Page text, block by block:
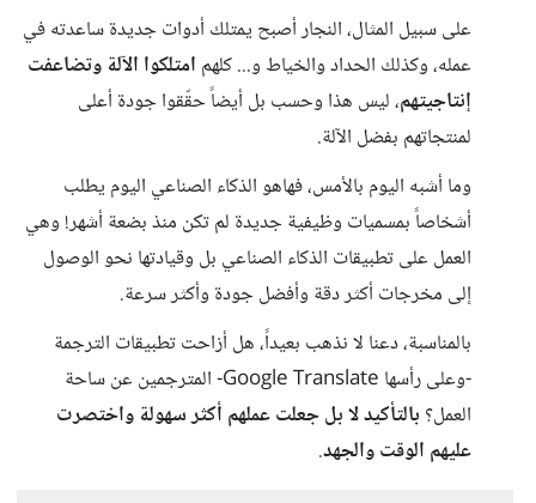
على سبيل المثال، النجار أصبح يمتلك أدوات جديدة ساعدته في
عمله، وكذلك الحداد والخياط و... كلهم امتلكوا الآلة وتضاعفت
إنتاجيتهم، ليس هذا وحسب بل أيضاً حقّقوا جودة أعلى
لمنتجاتهم بفضل الآلة.
وما أشبه اليوم بالأمس، فهاهو الذكاء الصناعي اليوم يطلب
أشخاصاً بمسميات وظيفية جديدة لم تكن منذ بضعة أشهر! وهي
العمل على تطبيقات الذكاء الصناعي بل وقيادتها نحو الوصول
إلى مخرجات أكثر دقة وأفضل جودة وأكثر سرعة.
بالمناسبة، دعنا لا نذهب بعيداً، هل أزاحت تطبيقات الترجمة
-وعلى رأسها Google Translate- المترجمين عن ساحة
العمل؟ بالتأكيد لا بل جعلت عملهم أكثر سهولة واختصرت
عليهم الوقت والجهد.